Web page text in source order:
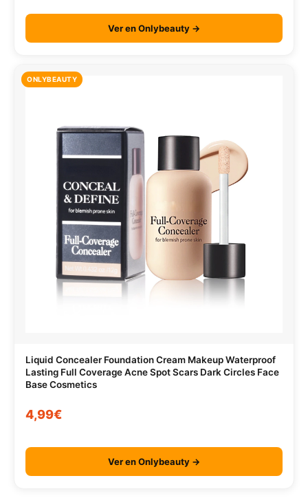
Ver en Onlybeauty →
ONLYBEAUTY
Liquid Concealer Foundation Cream Makeup Waterproof
Lasting Full Coverage Acne Spot Scars Dark Circles Face
Base Cosmetics
4,99€
Ver en Onlybeauty →